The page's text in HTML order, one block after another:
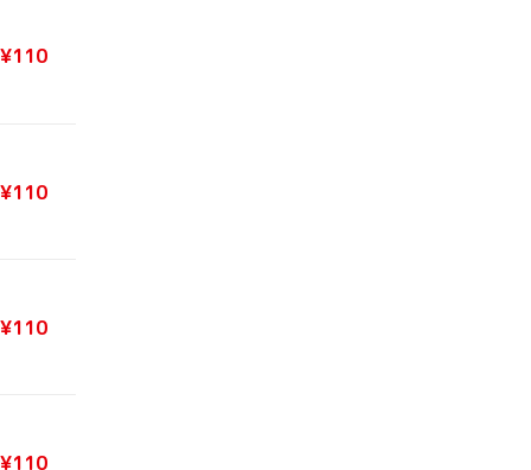
¥110
¥110
¥110
¥110